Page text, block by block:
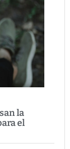
la
el